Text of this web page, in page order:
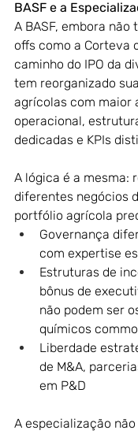
BASF e a
A BASF, embora
offs como a Corteva
caminho do IPO da
tem reorganizado
agrícolas com maior
operacional,
dedicadas e KPIs
A lógica é a mesma:
diferentes negócios
portfólio agrícola
Governança
com expertise
Estruturas de
bônus de
não podem ser
químicos
Liberdade
de M&A,
em P&D
A especialização